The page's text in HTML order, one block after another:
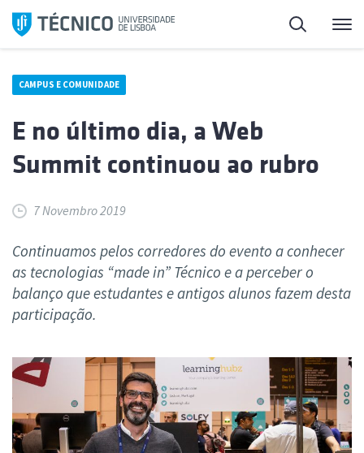
Saltar
para
Pesquisa
CAMPUS E COMUNIDADE
E no último dia, a Web
Summit continuou ao rubro
7 Novembro 2019
Continuamos pelos corredores do evento a conhecer
as tecnologias “made in” Técnico e a perceber o
balanço que estudantes e antigos alunos fazem desta
participação.